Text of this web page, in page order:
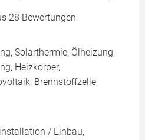
28 Bewertungen
Solarthermie, Ölheizung,
Heizkörper,
Brennstoffzelle,
/ Einbau,